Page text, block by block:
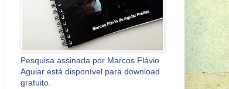
Pesquisa assinada por Marcos Flávio
Aguiar está disponível para download
gratuito.